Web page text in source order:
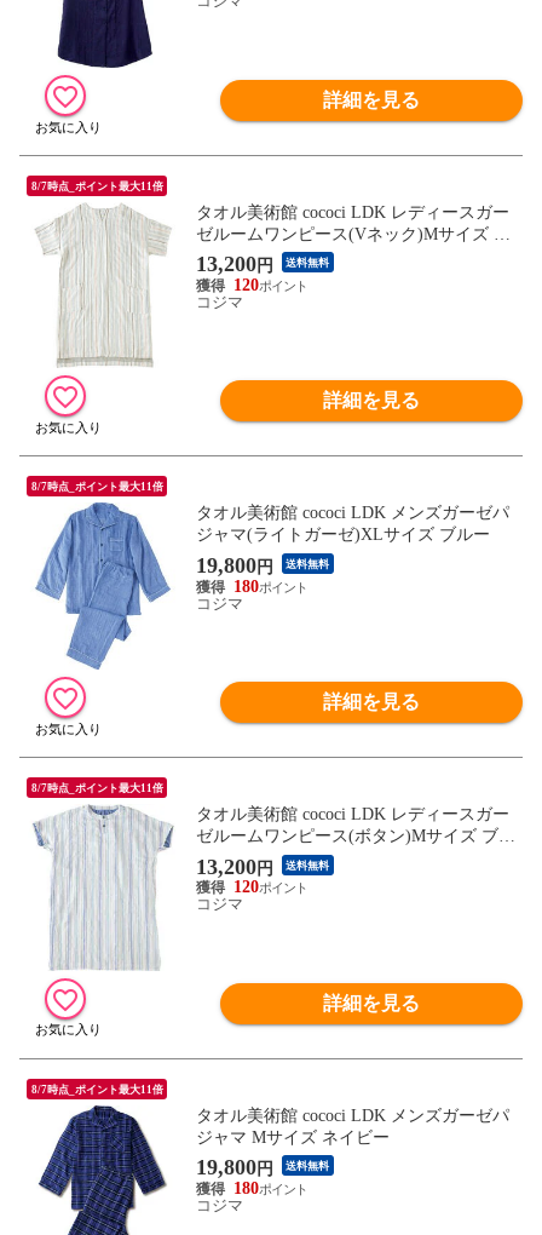
詳細を見る
8/7時点_ポイント最大11倍
タオル美術館 cococi LDK レディースガー
ゼルームワンピース(Vネック)Mサイズ ベ
ージュ
13,200円 送料無料
120
コジマ
詳細を見る
8/7時点_ポイント最大11倍
タオル美術館 cococi LDK メンズガーゼパ
ジャマ(ライトガーゼ)XLサイズ ブルー
19,800円 送料無料
180
コジマ
詳細を見る
8/7時点_ポイント最大11倍
タオル美術館 cococi LDK レディースガー
ゼルームワンピース(ボタン)Mサイズ ブル
ー
13,200円 送料無料
120
コジマ
詳細を見る
8/7時点_ポイント最大11倍
タオル美術館 cococi LDK メンズガーゼパ
ジャマ Mサイズ ネイビー
19,800円 送料無料
180
コジマ